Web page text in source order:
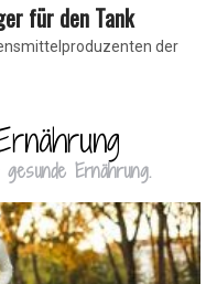
für den Tank
der
Ernährung.